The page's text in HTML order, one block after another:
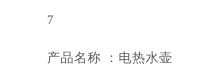
7
产品名称 ：电热水壶